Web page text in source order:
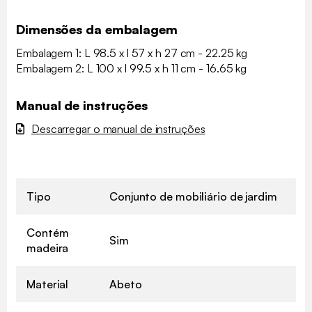
Dimensões da embalagem
Embalagem 1: L 98.5 x l 57 x h 27 cm - 22.25 kg
Embalagem 2: L 100 x l 99.5 x h 11 cm - 16.65 kg
Manual de instruções
Descarregar o manual de instruções
Tipo Conjunto de mobiliário de jardim
Contém
madeira
Sim
Material Abeto